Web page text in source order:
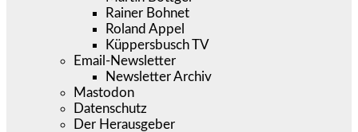
Rainer Bohnet
Roland Appel
Küppersbusch TV
Email-Newsletter
Newsletter Archiv
Mastodon
Datenschutz
Der Herausgeber